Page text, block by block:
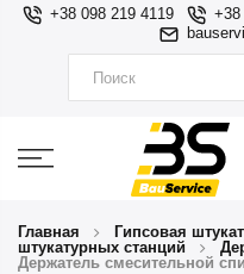
+38 098 219 4119 +38
Главная Гипсовая
штукатурных станций
Держатель смесительной